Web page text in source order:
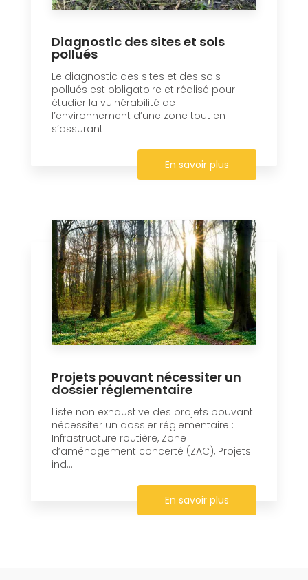
Diagnostic des sites et sols
pollués
Le diagnostic des sites et des sols
pollués est obligatoire et réalisé pour
étudier la vulnérabilité de
l’environnement d’une zone tout en
s’assurant ...
En savoir plus
Projets pouvant nécessiter un
dossier réglementaire
Liste non exhaustive des projets pouvant
nécessiter un dossier réglementaire :
Infrastructure routière, Zone
d’aménagement concerté (ZAC), Projets
ind...
En savoir plus